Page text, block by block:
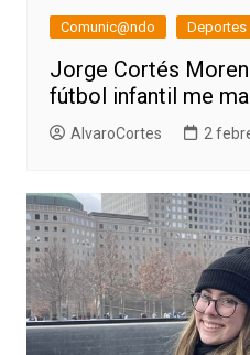
Comunic@ndo Deportes
Jorge Cortés
fútbol infantil me
AlvaroCortes 2